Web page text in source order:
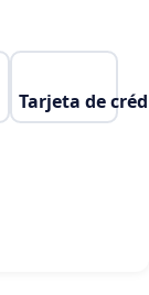
Tarjeta de